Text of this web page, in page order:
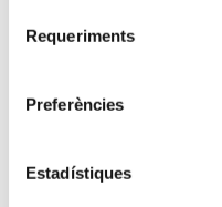
Requeriments
Preferències
Estadístiques
Afegir a favorits
Ciències Econòmiques,
Màster en
Presencial